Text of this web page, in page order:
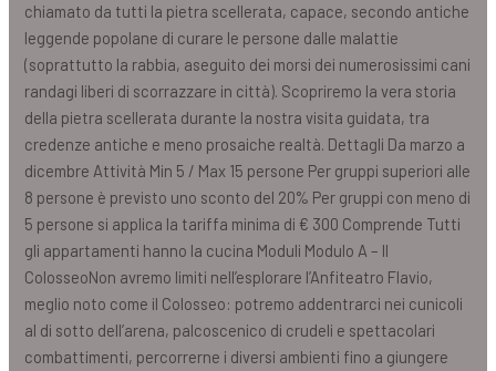
chiamato da tutti la pietra scellerata, capace, secondo antiche
leggende popolane di curare le persone dalle malattie
(soprattutto la rabbia, aseguito dei morsi dei numerosissimi cani
randagi liberi di scorrazzare in città). Scopriremo la vera storia
della pietra scellerata durante la nostra visita guidata, tra
credenze antiche e meno prosaiche realtà. Dettagli Da marzo a
dicembre Attività Min 5 / Max 15 persone Per gruppi superiori alle
8 persone è previsto uno sconto del 20% Per gruppi con meno di
5 persone si applica la tariffa minima di € 300 Comprende Tutti
gli appartamenti hanno la cucina Moduli Modulo A – Il
ColosseoNon avremo limiti nell’esplorare l’Anfiteatro Flavio,
meglio noto come il Colosseo: potremo addentrarci nei cunicoli
al di sotto dell’arena, palcoscenico di crudeli e spettacolari
combattimenti, percorrerne i diversi ambienti fino a giungere